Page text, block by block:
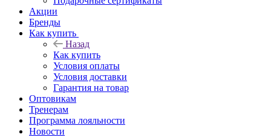
Акции
Бренды
Как купить
Назад
Как купить
Условия оплаты
Условия доставки
Гарантия на товар
Оптовикам
Тренерам
Программа лояльности
Новости